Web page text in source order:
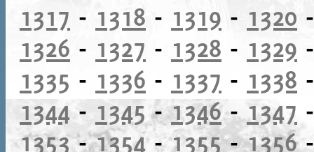
1317 - 1318 - 1319 - 1320
1326 - 1327 - 1328 - 1329
1335 - 1336 - 1337 - 1338
1344 - 1345 -1346-1347
1353-1354-1355-1356